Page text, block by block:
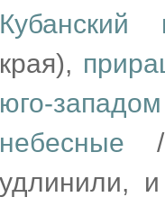
Кубанский
края),
юго-
небесные /
удлинили,